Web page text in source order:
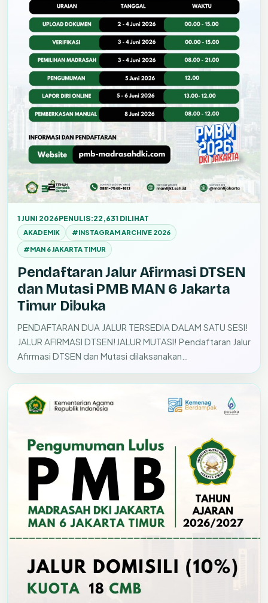
1 JUNI 2026PENULIS:22,631 DILIHAT
AKADEMIK #INSTAGRAM ARCHIVE 2026
#MAN 6 JAKARTA TIMUR
Pendaftaran Jalur Afirmasi DTSEN
dan Mutasi PMB MAN 6 Jakarta
Timur Dibuka
PENDAFTARAN DUA JALUR TERSEDIA DALAM SATU SESI!
JALUR AFIRMASI DTSEN!JALUR MUTASI! Pendaftaran Jalur
Afirmasi DTSEN dan Mutasi dilaksanakan…